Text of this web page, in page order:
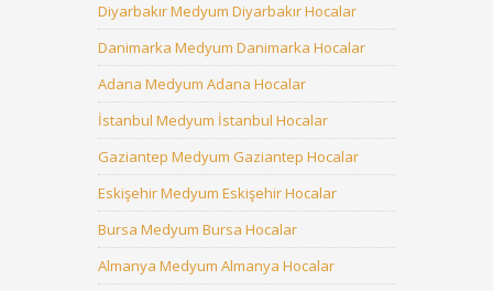
Diyarbakır Medyum Diyarbakır Hocalar
Danimarka Medyum Danimarka Hocalar
Adana Medyum Adana Hocalar
İstanbul Medyum İstanbul Hocalar
Gaziantep Medyum Gaziantep Hocalar
Eskişehir Medyum Eskişehir Hocalar
Bursa Medyum Bursa Hocalar
Almanya Medyum Almanya Hocalar